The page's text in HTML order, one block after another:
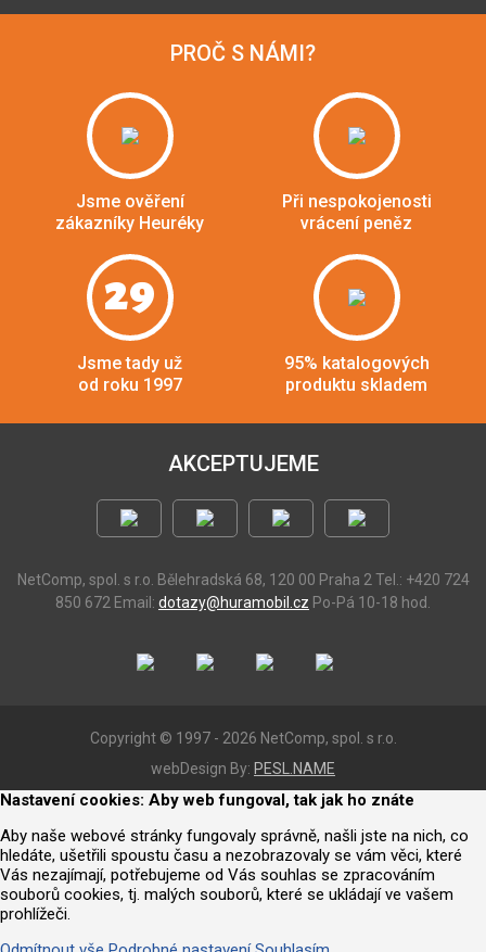
PROČ S NÁMI?
Jsme ověření
zákazníky Heuréky
Při nespokojenosti
vrácení peněz
29
Jsme tady už
od roku 1997
95% katalogových
produktu skladem
AKCEPTUJEME
NetComp, spol. s r.o. Bělehradská 68, 120 00 Praha 2 Tel.: +420 724
850 672 Email: dotazy@huramobil.cz Po-Pá 10-18 hod.
Copyright © 1997 - 2026 NetComp, spol. s r.o.
webDesign By: PESL.NAME
Nastavení cookies: Aby web fungoval, tak jak ho znáte
Aby naše webové stránky fungovaly správně, našli jste na nich, co
hledáte, ušetřili spoustu času a nezobrazovaly se vám věci, které
Vás nezajímají, potřebujeme od Vás souhlas se zpracováním
souborů cookies, tj. malých souborů, které se ukládají ve vašem
prohlížeči.